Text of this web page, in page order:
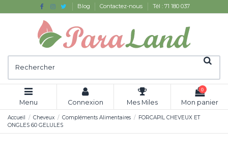
Blog Contactez-nous Tél : 71 180 037
Menu Connexion Mes Miles
0
Mon panier
Accueil Cheveux Compléments Alimentaires
FORCAPIL CHEVEUX ET
ONGLES 60 GELULES